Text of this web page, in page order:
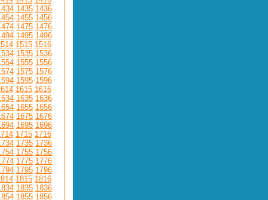
1435 1436
1455 1456
1475 1476
1495 1496
1515 1516
1535 1536
1555 1556
1575 1576
1595 1596
1615 1616
1635 1636
1655 1656
1675 1676
1695 1696
1715 1716
1735 1736
1755 1756
1775 1776
1795 1796
1815 1816
1835 1836
1855 1856